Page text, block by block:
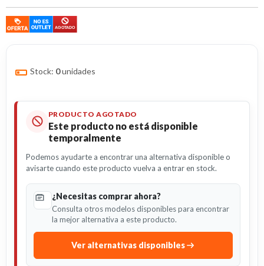
Stock: 0unidades
PRODUCTO AGOTADO
Este producto no está disponible
temporalmente
Podemos ayudarte a encontrar una alternativa disponible o
avisarte cuando este producto vuelva a entrar en stock.
¿Necesitas comprar ahora?
Consulta otros modelos disponibles para encontrar
la mejor alternativa a este producto.
Ver alternativas disponibles